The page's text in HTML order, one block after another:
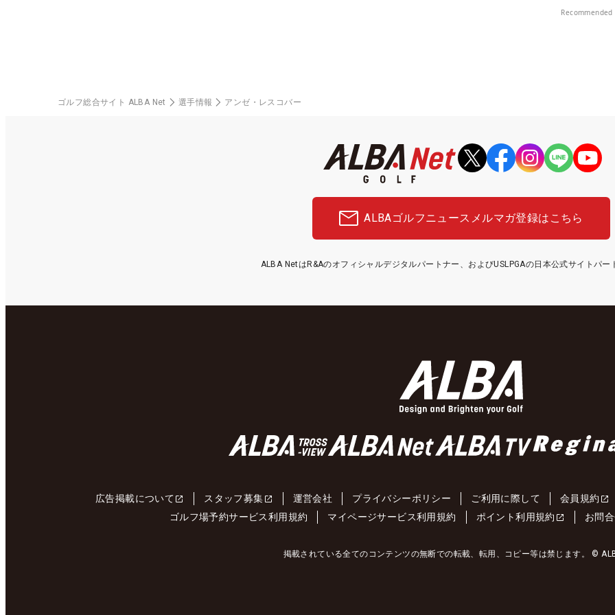
Recommended
ゴルフ総合サイト ALBA Net 選手情報 アンゼ・レスコバー
ALBAゴルフニュース メルマガ登録はこちら
ALBA NetはR&Aのオフィシャルデジタルパートナー、およびUSLPGAの日本公式サイトパー
広告掲載について スタッフ募集 運営会社 プライバシーポリシー ご利用に際して 会員規約
ゴルフ場予約サービス利用規約
マイページサービス利用規約 ポイント利用規約 お問
掲載されている全てのコンテンツの無断での転載、転用、コピー等は禁じます。 ©